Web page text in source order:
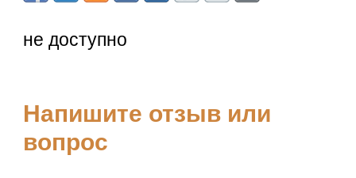
не доступно
Напишите отзыв или
вопрос